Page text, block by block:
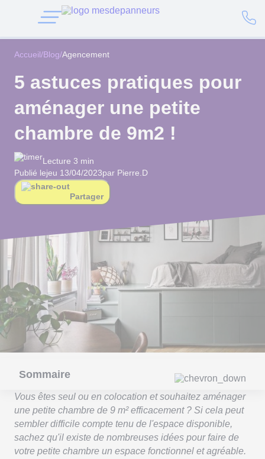
Accueil/Blog/Agencement
5 astuces pratiques pour
aménager une petite
chambre de 9m2 !
Lecture 3 min
Publié lejeu 13/04/2023par Pierre.D
Partager
Sommaire
Vous êtes seul ou en colocation et souhaitez aménager
une petite chambre de 9 m² efficacement ? Si cela peut
sembler difficile compte tenu de l'espace disponible,
sachez qu'il existe de nombreuses idées pour faire de
votre petite chambre un espace fonctionnel et agréable.